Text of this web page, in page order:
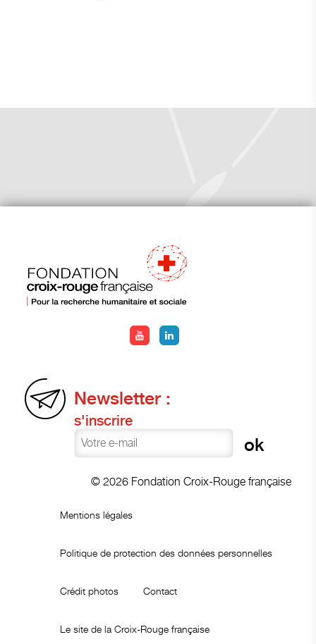
Newsletter :
s'inscrire
© 2026 Fondation Croix-Rouge française
Mentions légales
Politique de protection des données personnelles
Crédit photos Contact
Le site de la Croix-Rouge française